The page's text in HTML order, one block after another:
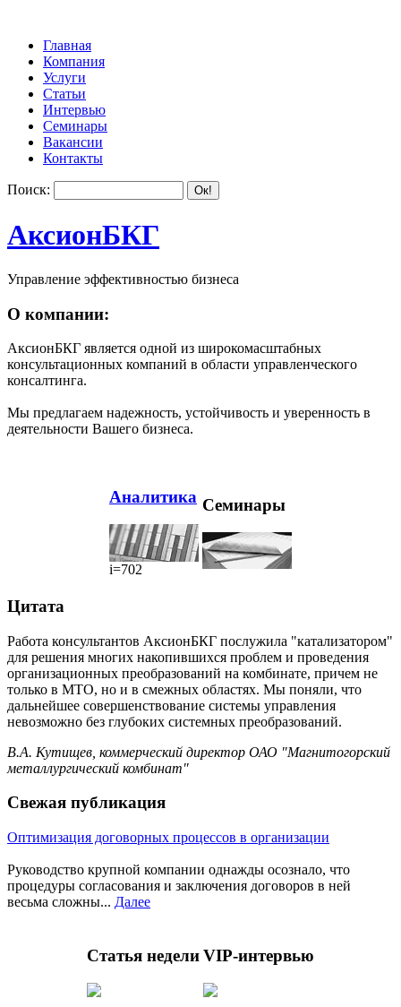
Главная
Компания
Услуги
Статьи
Интервью
Семинары
Вакансии
Контакты
Поиск:
АксионБКГ
Управление эффективностью бизнеса
О компании:
АксионБКГ является одной из широкомасштабных
консультационных компаний в области управленческого
консалтинга.
Мы предлагаем надежность, устойчивость и уверенность в
деятельности Вашего бизнеса.
Аналитика
i=702
Семинары
Цитата
Работа консультантов АксионБКГ послужила "катализатором"
для решения многих накопившихся проблем и проведения
организационных преобразований на комбинате, причем не
только в МТО, но и в смежных областях. Мы поняли, что
дальнейшее совершенствование системы управления
невозможно без глубоких системных преобразований.
В.А. Кутищев, коммерческий директор ОАО "Магнитогорский
металлургический комбинат"
Свежая публикация
Оптимизация договорных процессов в организации
Руководство крупной компании однажды осознало, что
процедуры согласования и заключения договоров в ней
весьма сложны... Далее
Статья неделиVIP-интервью